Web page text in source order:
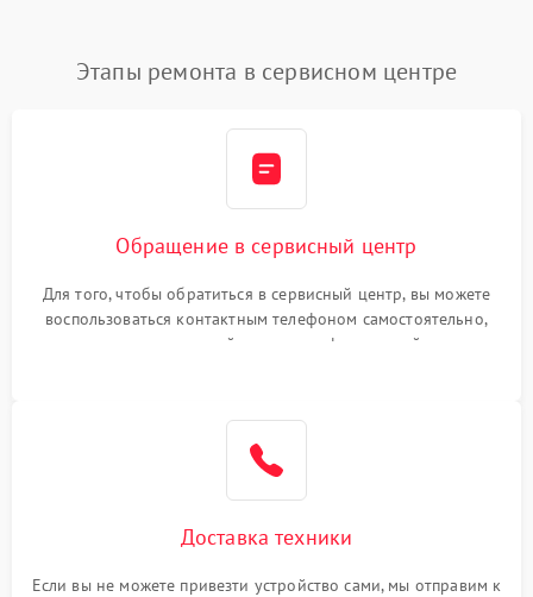
Этапы ремонта в сервисном центре
Обращение в сервисный центр
Для того, чтобы обратиться в сервисный центр, вы можете
воспользоваться контактным телефоном самостоятельно,
или оставить свой номер телефона на сайте
Доставка техники
Если вы не можете привезти устройство сами, мы отправим к